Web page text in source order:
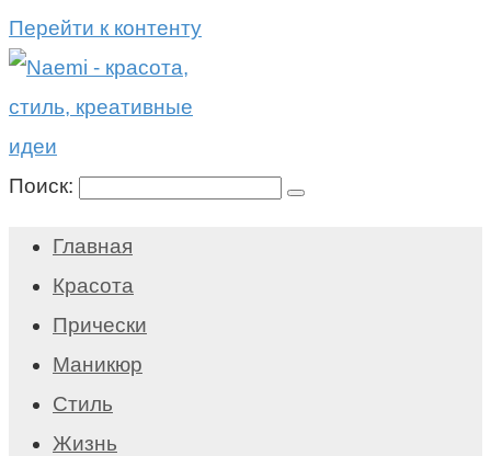
Перейти к контенту
Поиск:
Главная
Красота
Прически
Маникюр
Стиль
Жизнь